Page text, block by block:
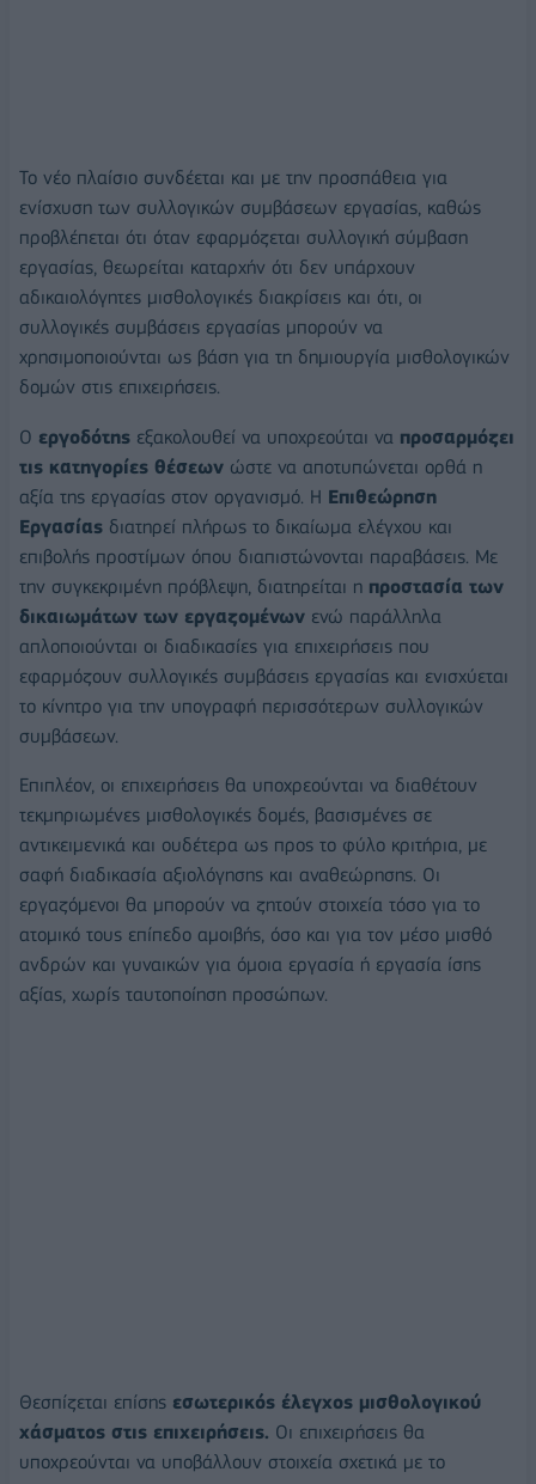
Το νέο πλαίσιο συνδέεται και με την προσπάθεια για
ενίσχυση των συλλογικών συμβάσεων εργασίας, καθώς
προβλέπεται ότι όταν εφαρμόζεται συλλογική σύμβαση
εργασίας, θεωρείται καταρχήν ότι δεν υπάρχουν
αδικαιολόγητες μισθολογικές διακρίσεις και ότι, οι
συλλογικές συμβάσεις εργασίας μπορούν να
χρησιμοποιούνται ως βάση για τη δημιουργία μισθολογικών
δομών στις επιχειρήσεις.
Ο εργοδότης εξακολουθεί να υποχρεούται να προσαρμόζει
τις κατηγορίες θέσεων ώστε να αποτυπώνεται ορθά η
αξία της εργασίας στον οργανισμό. Η Επιθεώρηση
Εργασίας διατηρεί πλήρως το δικαίωμα ελέγχου και
επιβολής προστίμων όπου διαπιστώνονται παραβάσεις. Με
την συγκεκριμένη πρόβλεψη, διατηρείται η προστασία των
δικαιωμάτων των εργαζομένων ενώ παράλληλα
απλοποιούνται οι διαδικασίες για επιχειρήσεις που
εφαρμόζουν συλλογικές συμβάσεις εργασίας και ενισχύεται
το κίνητρο για την υπογραφή περισσότερων συλλογικών
συμβάσεων.
Επιπλέον, οι επιχειρήσεις θα υποχρεούνται να διαθέτουν
τεκμηριωμένες μισθολογικές δομές, βασισμένες σε
αντικειμενικά και ουδέτερα ως προς το φύλο κριτήρια, με
σαφή διαδικασία αξιολόγησης και αναθεώρησης. Οι
εργαζόμενοι θα μπορούν να ζητούν στοιχεία τόσο για το
ατομικό τους επίπεδο αμοιβής, όσο και για τον μέσο μισθό
ανδρών και γυναικών για όμοια εργασία ή εργασία ίσης
αξίας, χωρίς ταυτοποίηση προσώπων.
Θεσπίζεται επίσης εσωτερικός έλεγχος μισθολογικού
χάσματος στις επιχειρήσεις. Οι επιχειρήσεις θα
υποχρεούνται να υποβάλλουν στοιχεία σχετικά με το